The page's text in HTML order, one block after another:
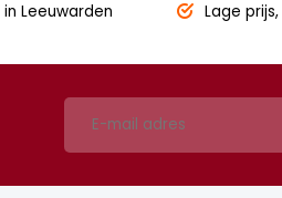
in Leeuwarden Lage prijs,